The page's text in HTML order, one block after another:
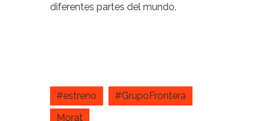
diferentes partes del mundo.
#estreno
#GrupoFrontera
Morat